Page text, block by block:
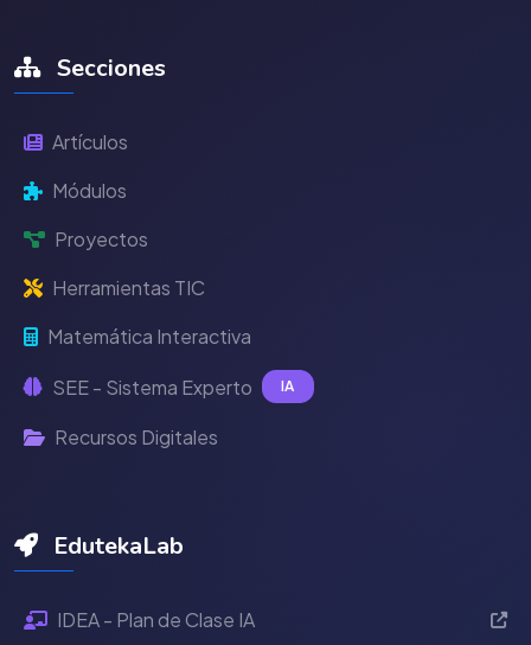
Secciones
Artículos
Módulos
Proyectos
Herramientas TIC
Matemática Interactiva
SEE - Sistema Experto IA
Recursos Digitales
EdutekaLab
IDEA - Plan de Clase IA